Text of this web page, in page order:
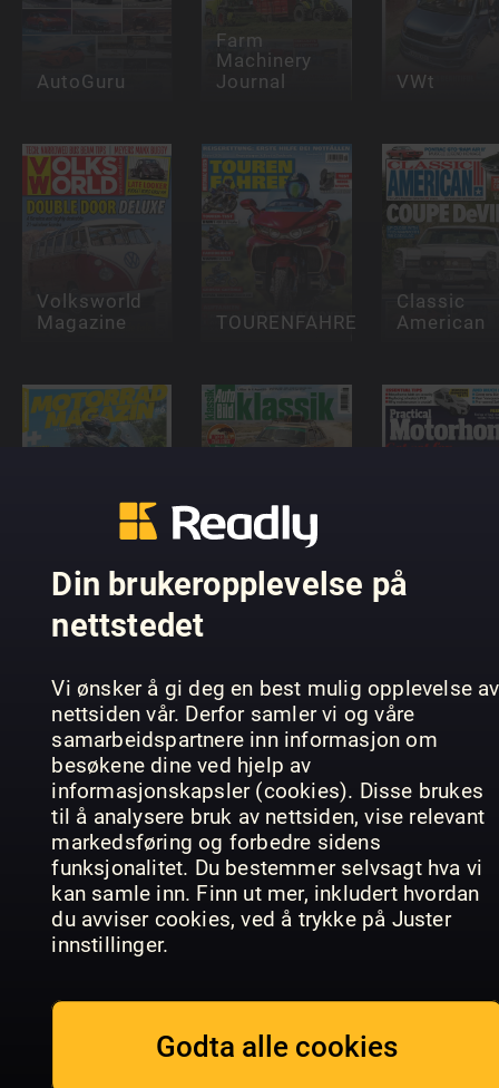
Din brukeropplevelse på
nettstedet
Vi ønsker å gi deg en best mulig opplevelse av
nettsiden vår. Derfor samler vi og våre
samarbeidspartnere inn informasjon om
besøkene dine ved hjelp av
informasjonskapsler (cookies). Disse brukes
til å analysere bruk av nettsiden, vise relevant
markedsføring og forbedre sidens
funksjonalitet. Du bestemmer selvsagt hva vi
kan samle inn. Finn ut mer, inkludert hvordan
du avviser cookies, ved å trykke på Juster
innstillinger.
Godta alle cookies
AutoGuru
Farm
Machinery
Journal VWt
Volksworld
Magazine TOURENFAHRER
Classic
American
AUTO BILD
First Class
Magazine
Hors-série
First Class
Magazine
UK Special
Edition & Rètro
Allt om
Monthly